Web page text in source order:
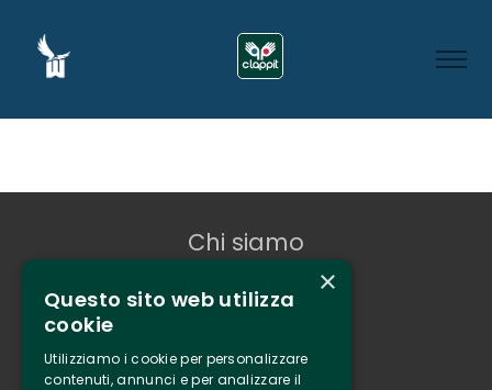
Chi siamo
Tenuta Selvaggia
Biglietteria
×
Questo sito web utilizza
cookie
Utilizziamo i cookie per personalizzare
contenuti, annunci e per analizzare il